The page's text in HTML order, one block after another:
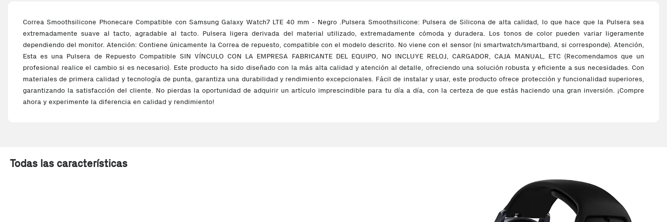
Correa Smoothsilicone Phonecare Compatible con Samsung Galaxy Watch7 LTE 40 mm - Negro .Pulsera Smoothsilicone: Pulsera de Silicona de alta calidad, lo que hace que la Pulsera sea
extremadamente suave al tacto, agradable al tacto. Pulsera ligera derivada del material utilizado, extremadamente cómoda y duradera. Los tonos de color pueden variar ligeramente
dependiendo del monitor. Atención: Contiene únicamente la Correa de repuesto, compatible con el modelo descrito. No viene con el sensor (ni smartwatch/smartband, si corresponde). Atención,
Esta es una Pulsera de Repuesto Compatible SIN VÍNCULO CON LA EMPRESA FABRICANTE DEL EQUIPO, NO INCLUYE RELOJ, CARGADOR, CAJA MANUAL, ETC (Recomendamos que un
profesional realice el cambio si es necesario). Este producto ha sido diseñado con la más alta calidad y atención al detalle, ofreciendo una solución robusta y eficiente a sus necesidades. Con
materiales de primera calidad y tecnología de punta, garantiza una durabilidad y rendimiento excepcionales. Fácil de instalar y usar, este producto ofrece protección y funcionalidad superiores,
garantizando la satisfacción del cliente. No pierdas la oportunidad de adquirir un artículo imprescindible para tu día a día, con la certeza de que estás haciendo una gran inversión. ¡Compre
ahora y experimente la diferencia en calidad y rendimiento!
Todas las características